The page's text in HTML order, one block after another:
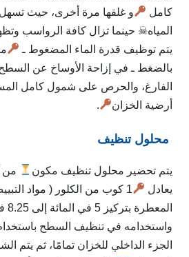
كامل
و غلقها مرة أخرى، حيث
المياه☠ حينما تزال كافة الرواسب
يتم توظيف قدرة الماء المضغوط ـ
بالضغط ـ في إزاحة الأوساخ عن السطح
الفارغ، والحرص على شمول كامل
أرضية الخزان
.
محلول تنظيف
يتم تحضير محلول تنظيف مكون
يعادل
1 كوب من الكلور ( مواد التبييض
المعطرة بتركيز 5 في المائة إلى 8.25 في المائة)،
واستخدامه في تنظيف السطح
الجزء الداخلي للخزان تمامًا، ثم يتم